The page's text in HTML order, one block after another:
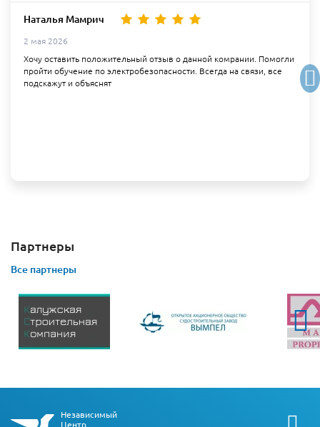
Наталья Мамрич
2 мая 2026
Хочу оставить положительный отзыв о данной комрании. Помогли
пройти обучение по электробезопасности. Всегда на связи, все
подскажут и объяснят
Партнеры
Все партнеры
Независимый
Центр